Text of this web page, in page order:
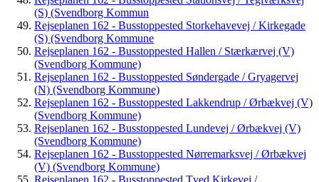
(S) (Svendborg Kommun
Rejseplanen 162 - Busstoppested Storkehavevej / Kirkegade
(S) (Svendborg Kommune
Rejseplanen 162 - Busstoppested Hallen / Stærkærvej (V)
(Svendborg Kommune)
Rejseplanen 162 - Busstoppested Søndergade / Gryagervej
(N) (Svendborg Kommune)
Rejseplanen 162 - Busstoppested Lakkendrup / Ørbækvej (V)
(Svendborg Kommune)
Rejseplanen 162 - Busstoppested Lundevej / Ørbækvej (V)
(Svendborg Kommune)
Rejseplanen 162 - Busstoppested Nørremarksvej / Ørbækvej
(V) (Svendborg Kommune)